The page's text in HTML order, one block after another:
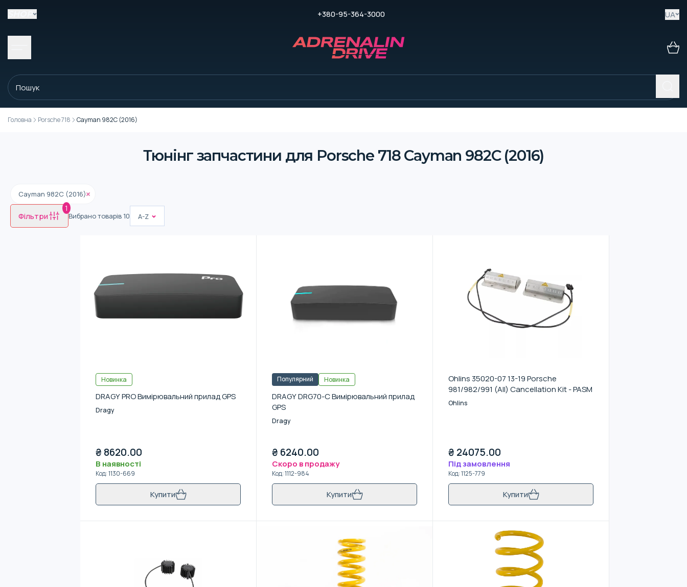
+380-95-364-3000 UA
Головна Porsche 718 Cayman 982C (2016)
Тюнінг запчастини для Porsche 718 Cayman 982C (2016)
Cayman 982C (2016)
Фільтри
1
Вибрано товарів 10 A-Z
Новинка
DRAGY PRO Вимірювальний прилад GPS
Dragy
₴ 8620.00
В наявності
Код:1130-669
Купити
Популярний Новинка
DRAGY DRG70-C Вимірювальний прилад
GPS
Dragy
₴ 6240.00
Скоро в продажу
Код:1112-984
Купити
Ohlins 35020-07 13-19 Porsche
981/982/991 (All) Cancellation Kit - PASM
Ohlins
₴ 24075.00
Під замовлення
Код:1125-779
Купити